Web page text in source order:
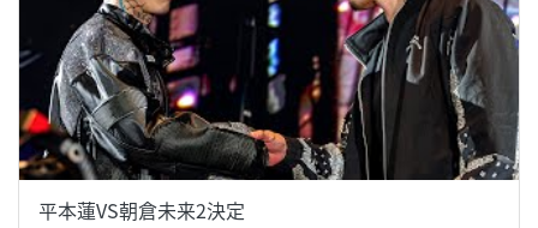
平本蓮VS朝倉未来2決定